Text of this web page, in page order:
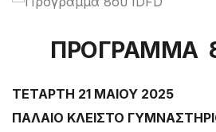
ΠΡΟΓΡΑΜΜΑ
ΤΕΤΑΡΤΗ 21 ΜΑΙΟΥ 2025
ΠΑΛΑΙΟ ΚΛΕΙΣΤΟ